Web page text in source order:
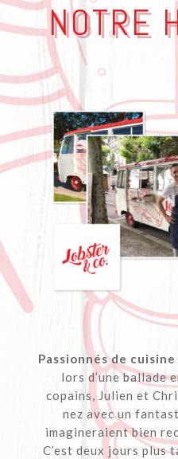
NOTRE
Passionnés de
lors d’une ballade
copains, Julien et
nez avec un
imagineraient bien
C’est deux jours plus